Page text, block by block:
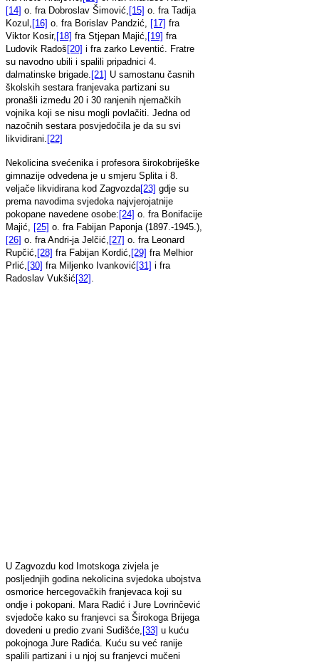
[14] o. fra Dobroslav Šimović, [15] o. fra Tadija
Kozul, [16] o. fra Borislav Pandzić, [17] fra
Viktor Kosir, [18] fra Stjepan Majić, [19] fra
Ludovik Radoš[20] i fra zarko Leventić. Fratre
su navodno ubili i spalili pripadnici 4.
dalmatinske brigade. [21] U samostanu časnih
školskih sestara franjevaka partizani su
pronašli između 20 i 30 ranjenih njemačkih
vojnika koji se nisu mogli povlačiti. Jedna od
nazočnih sestara posvjedočila je da su svi
likvidirani. [22]
Nekolicina svećenika i profesora širokobriješke
gimnazije odvedena je u smjeru Splita i 8.
veljače likvidirana kod Zagvozda[23] gdje su
prema navodima svjedoka najvjerojatnije
pokopane navedene osobe:[24] o. fra Bonifacije
Majić, [25] o. fra Fabijan Paponja (1897.-1945.),
[26] o. fra Andri-ja Jelčić, [27] o. fra Leonard
Rupčić, [28] fra Fabijan Kordić, [29] fra Melhior
Prlić, [30] fra Miljenko Ivanković[31] i fra
Radoslav Vukšić[32]
U Zagvozdu kod Imotskoga zivjela je
posljednjih godina nekolicina svjedoka ubojstva
osmorice hercegovačkih franjevaca koji su
ondje i pokopani. Mara Radić i Jure Lovrinčević
svjedoče kako su franjevci sa Širokoga Brijega
dovedeni u predio zvani Sudišće, [33] u kuću
pokojnoga Jure Radića. Kuću su već ranije
spalili partizani i u njoj su franjevci mučeni